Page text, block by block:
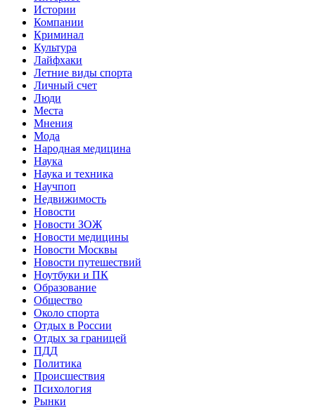
Истории
Компании
Криминал
Культура
Лайфхаки
Летние виды спорта
Личный счет
Люди
Места
Мнения
Мода
Народная медицина
Наука
Наука и техника
Научпоп
Недвижимость
Новости
Новости ЗОЖ
Новости медицины
Новости Москвы
Новости путешествий
Ноутбуки и ПК
Образование
Общество
Около спорта
Отдых в России
Отдых за границей
ПДД
Политика
Происшествия
Психология
Рынки